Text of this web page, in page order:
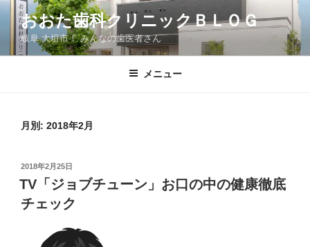
コ
ン
おおた歯科クリニックＢＬＯＧ
岐阜 大垣市！ みんなの歯医者さん
メニュー
月別: 2018年2月
投
稿
日:
2018年2月25日
TV「ジョブチューン」お口の中の健康徹底
チェック